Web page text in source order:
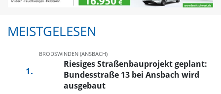
MEISTGELESEN
BRODSWINDEN (ANSBACH)
Riesiges Straßenbauprojekt geplant:
Bundesstraße 13 bei Ansbach wird
ausgebaut